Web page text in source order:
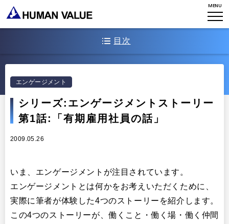
MENU
会社概要
アクセスマップ
ミッション・バリュー
会社からのお知らせ
採用について
WHAT WE DO
エンゲージメント
タレント開発
リーダーシップ
プラクティショナー養成
リサーチ
イベント・セミナー
NEWS
Stories
イベント・セミナー
出版
その他
CONTACT
目次
エンゲージメント
シリーズ:エンゲージメントストーリー
第1話:「有期雇用社員の話」
2009.05.26
いま、エンゲージメントが注目されています。
エンゲージメントとは何かをお考えいただくために、
実際に筆者が体験した4つのストーリーを紹介します。
この4つのストーリーが、働くこと・働く場・働く仲間